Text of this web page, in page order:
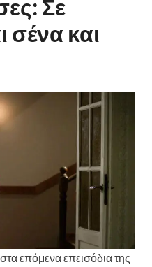
Σε
σένα και
επόμενα επεισόδια της